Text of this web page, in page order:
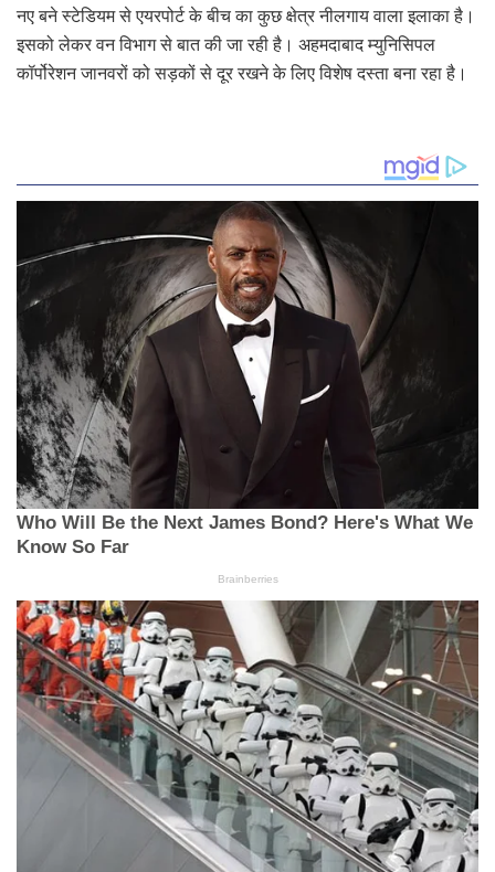
नए बने स्टेडियम से एयरपोर्ट के बीच का कुछ क्षेत्र नीलगाय वाला इलाका है।
इसको लेकर वन विभाग से बात की जा रही है। अहमदाबाद म्युनिसिपल
कॉर्पोरेशन जानवरों को सड़कों से दूर रखने के लिए विशेष दस्ता बना रहा है।